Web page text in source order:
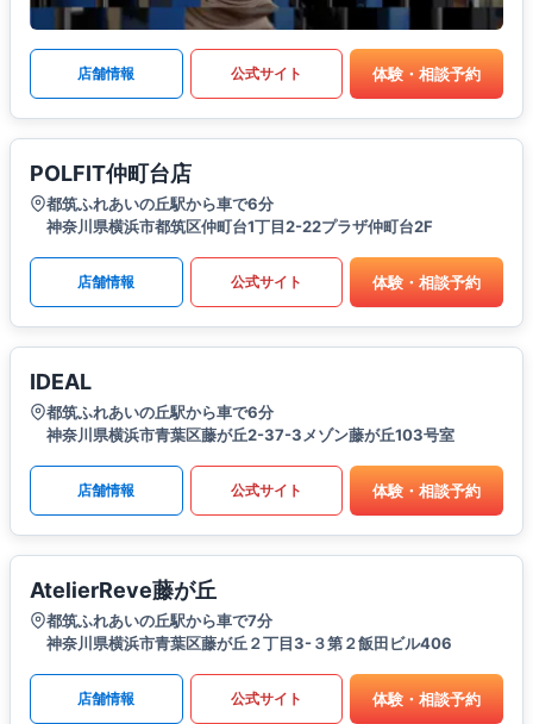
店舗情報 公式サイト 体験・相談予約
POLFIT仲町台店
都筑ふれあいの丘駅から車で6分
神奈川県横浜市都筑区仲町台1丁目2-22プラザ仲町台2F
店舗情報 公式サイト 体験・相談予約
IDEAL
都筑ふれあいの丘駅から車で6分
神奈川県横浜市青葉区藤が丘2-37-3メゾン藤が丘103号室
店舗情報 公式サイト 体験・相談予約
AtelierReve藤が丘
都筑ふれあいの丘駅から車で7分
神奈川県横浜市青葉区藤が丘２丁目3-３第２飯田ビル406
店舗情報 公式サイト 体験・相談予約